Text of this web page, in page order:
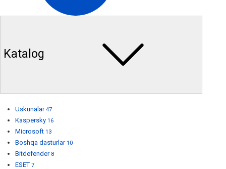
Katalog
Uskunalar 47
Kaspersky 16
Microsoft 13
Boshqa dasturlar 10
Bitdefender 8
ESET 7